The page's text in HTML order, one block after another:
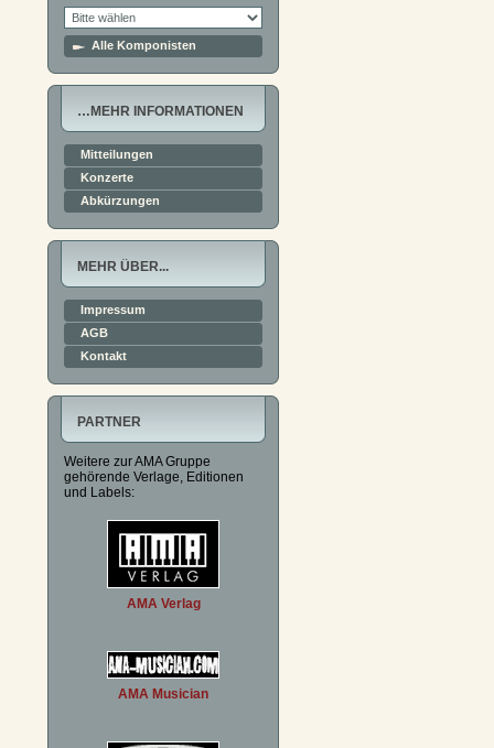
Alle Komponisten
…MEHR INFORMATIONEN
Mitteilungen
Konzerte
Abkürzungen
MEHR ÜBER...
Impressum
AGB
Kontakt
PARTNER
Weitere zur AMA Gruppe
gehörende Verlage, Editionen
und Labels:
AMA Verlag
AMA Musician